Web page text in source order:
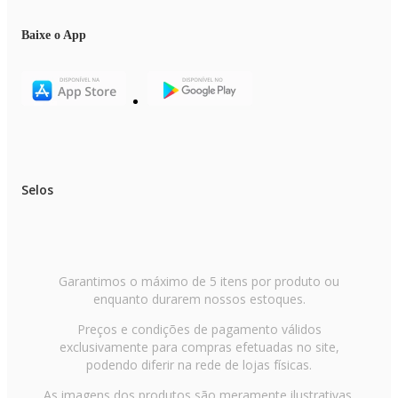
Baixe o App
Selos
Garantimos o máximo de 5 itens por produto ou
enquanto durarem nossos estoques.
Preços e condições de pagamento válidos
exclusivamente para compras efetuadas no site,
podendo diferir na rede de lojas físicas.